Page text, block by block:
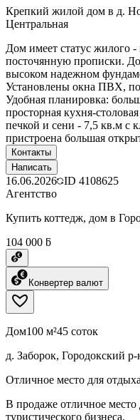
Крепкий жилой дом в д.
Центральная
Дом имеет статус жилого
посточянную прописки.
высоком надежном
Установлены окна ПВХ,
Удобная планировка:
просторная кухня-
печкой и сени - 7,5 кв.м с
пристроена большая
Контакты
Написать
16.06.2026 ID 4108625
Агентство
Купить коттедж, дом в
104 000 ƃ
Конвертер валют
Дом100 м²45 соток
д. Заборок, Городокский
Отличное место для
В продаже отличное место
туристического бизнеса.